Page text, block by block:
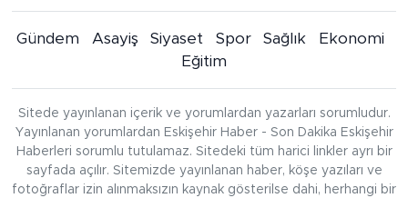
Gündem Asayiş Siyaset Spor Sağlık
Ekonomi
Eğitim
Sitede yayınlanan içerik ve yorumlardan yazarları sorumludur.
Yayınlanan yorumlardan Eskişehir Haber - Son Dakika Eskişehir
Haberleri sorumlu tutulamaz. Sitedeki tüm harici linkler ayrı bir
sayfada açılır. Sitemizde yayınlanan haber, köşe yazıları ve
fotoğraflar izin alınmaksızın kaynak gösterilse dahi, herhangi bir